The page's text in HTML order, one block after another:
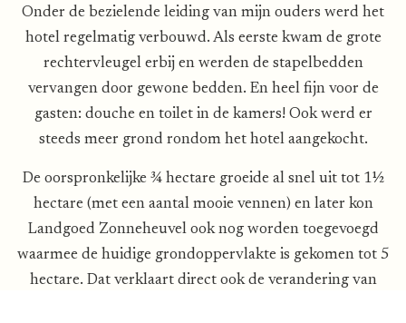
Onder de bezielende leiding van mijn ouders werd het
hotel regelmatig verbouwd. Als eerste kwam de grote
rechtervleugel erbij en werden de stapelbedden
vervangen door gewone bedden. En heel fijn voor de
gasten: douche en toilet in de kamers! Ook werd er
steeds meer grond rondom het hotel aangekocht.
De oorspronkelijke ¾ hectare groeide al snel uit tot 1½
hectare (met een aantal mooie vennen) en later kon
Landgoed Zonneheuvel ook nog worden toegevoegd
waarmee de huidige grondoppervlakte is gekomen tot 5
hectare. Dat verklaart direct ook de verandering van